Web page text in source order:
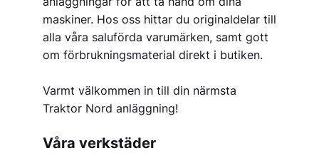
maskiner. Hos oss hittar du originaldelar till
alla våra saluförda varumärken, samt gott
om förbrukningsmaterial direkt i butiken.
Varmt välkommen in till din närmsta
Traktor Nord anläggning!
Våra verkstäder